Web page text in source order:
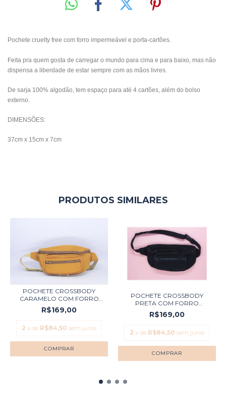
Pochete cruelty free com forro impermeável e porta-cartões.
Feita pra quem gosta de carregar o mundo para cima e para baixo, mas não
dispensa a liberdade de estar sempre com as mãos livres.
De sarja 100% algodão, tem espaço para até 4 cartões, além do bolso
externo.
DIMENSÕES:
37cm x 15cm x 7cm
PRODUTOS SIMILARES
POCHETE CROSSBODY
CARAMELO COM FORRO
IMP...
R$169,00
2 x de R$84,50 sem juros
POCHETE CROSSBODY
PRETA COM FORRO
IMPERM...
R$169,00
2 x de R$84,50 sem juros